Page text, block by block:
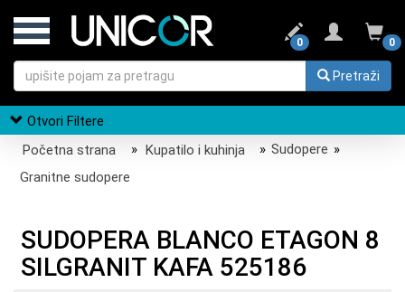
0
0
Pretraži
Otvori Filtere
Početna strana
» Kupatilo i kuhinja » Sudopere »
Granitne sudopere
SUDOPERA BLANCO ETAGON 8
SILGRANIT KAFA 525186